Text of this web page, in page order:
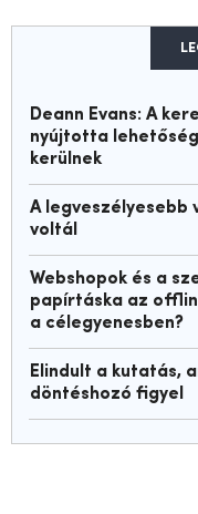
Deann Evans: A
nyújtotta
kerülnek
A legveszélyesebb
voltál
Webshopok és a
papírtáska az
a célegyenesben?
Elindult a kutatás,
döntéshozó figyel